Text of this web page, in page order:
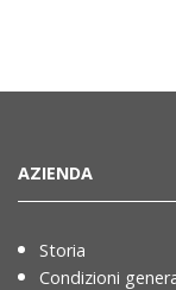
AZIENDA
Storia
Condizioni